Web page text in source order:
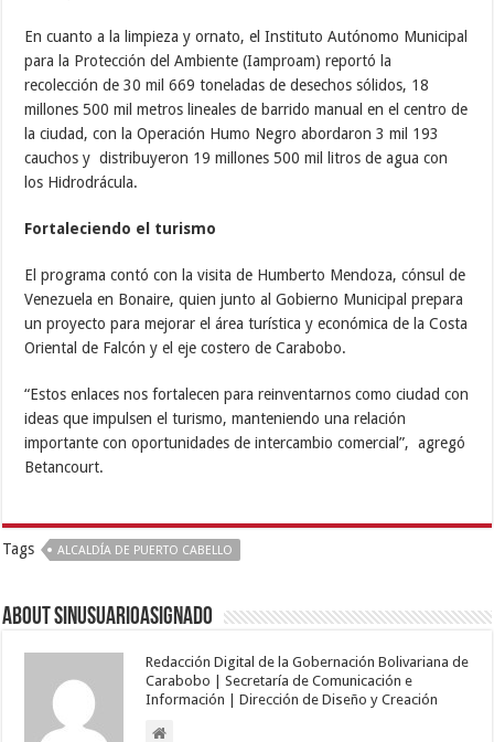
En cuanto a la limpieza y ornato, el Instituto Autónomo Municipal
para la Protección del Ambiente (Iamproam) reportó la
recolección de 30 mil 669 toneladas de desechos sólidos, 18
millones 500 mil metros lineales de barrido manual en el centro de
la ciudad, con la Operación Humo Negro abordaron 3 mil 193
cauchos y distribuyeron 19 millones 500 mil litros de agua con
los Hidrodrácula.
Fortaleciendo el turismo
El programa contó con la visita de Humberto Mendoza, cónsul de
Venezuela en Bonaire, quien junto al Gobierno Municipal prepara
un proyecto para mejorar el área turística y económica de la Costa
Oriental de Falcón y el eje costero de Carabobo.
“Estos enlaces nos fortalecen para reinventarnos como ciudad con
ideas que impulsen el turismo, manteniendo una relación
importante con oportunidades de intercambio comercial”, agregó
Betancourt.
Tags ALCALDÍA DE PUERTO CABELLO
About sinusuarioasignado
Redacción Digital de la Gobernación Bolivariana de
Carabobo | Secretaría de Comunicación e
Información | Dirección de Diseño y Creación